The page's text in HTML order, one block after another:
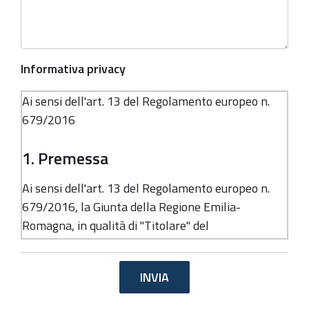
Informativa privacy
Ai sensi dell'art. 13 del Regolamento europeo n.
679/2016
1. Premessa
Ai sensi dell'art. 13 del Regolamento europeo n.
679/2016, la Giunta della Regione Emilia-
Romagna, in qualità di "Titolare" del
trattamento, è tenuta a fornirle informazioni in
merito all'utilizzo dei suoi dati personali.
2. Identità e dati di contatto del